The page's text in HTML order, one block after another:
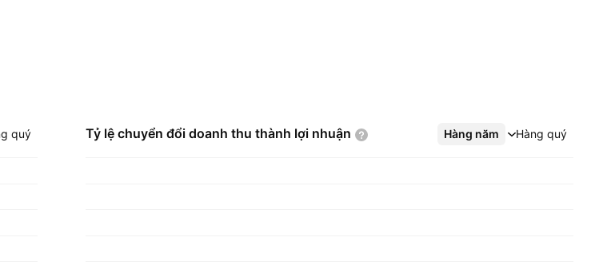
quý Tỷ lệ chuyển đổi doanh thu thành lợi nhuận Hàng năm Hàng quý
Xem thêm